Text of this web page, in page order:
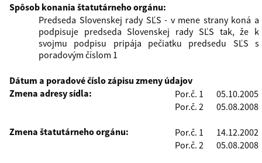
Spôsob konania štatutárneho orgánu:
Predseda Slovenskej rady SĽS - v mene strany koná a
podpisuje predseda Slovenskej rady SĽS tak, že k
svojmu podpisu pripája pečiatku predsedu SĽS s
poradovým číslom 1
Dátum a poradové číslo zápisu zmeny údajov
Zmena adresy sídla:
Por.č. 1
05.10.2005
Por.č. 2
05.08.2008
Zmena štatutárneho orgánu: Por.č. 1
14.12.2002
Por.č. 2
05.08.2008